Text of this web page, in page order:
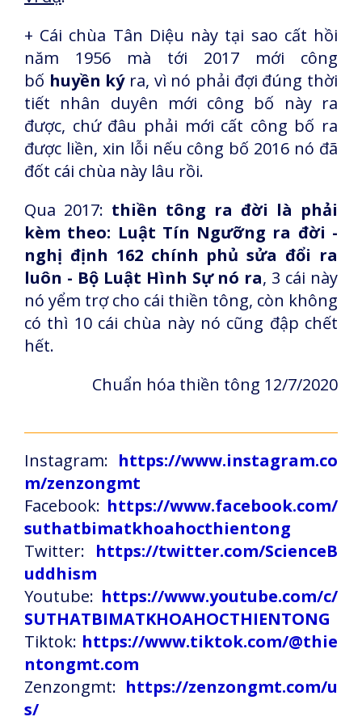
+ Cái chùa Tân Diệu này tại sao cất hồi
năm 1956 mà tới 2017 mới công
bố huyền kýra, vì nó phải đợi đúng thời
tiết nhân duyên mới công bố này ra
được, chứ đâu phải mới cất công bố ra
được liền, xin lỗi nếu công bố 2016 nó đã
đốt cái chùa này lâu rồi.
Qua 2017: thiền tông ra đời là phải
kèm theo: Luật Tín Ngưỡng ra đời -
nghị định 162 chính phủ sửa đổi ra
luôn - Bộ Luật Hình Sự nó ra, 3 cái này
nó yểm trợ cho cái thiền tông, còn không
có thì 10 cái chùa này nó cũng đập chết
hết.
Chuẩn hóa thiền tông 12/7/2020
Instagram: https://www.instagram.co
m/zenzongmt
Facebook: https://www.facebook.com/
suthatbimatkhoahocthientong
Twitter: https://twitter.com/ScienceB
uddhism
Youtube: https://www.youtube.com/c/
SUTHATBIMATKHOAHOCTHIENTONG
Tiktok: https://www.tiktok.com/@thie
ntongmt.com
Zenzongmt: https://zenzongmt.com/u
s/